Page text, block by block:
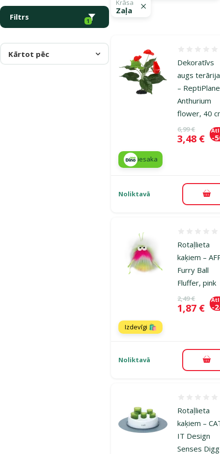
Filtrs 1
Krāsa
Zaļa
Kārtot pēc
Dekoratīvs
augs
–
Anthurium
flower, 40
Oriģinālā
6,99 €
Cena
3,48 € -
iesaka
Noliktavā
Rotaļlieta
kaķiem –
Furry Ball
Fluffer, pink
Oriģinālā
2,49 €
Cena
1,87 € -
Izdevīgi 🛍️
Noliktavā
Rotaļlieta
kaķiem –
IT Design
Senses